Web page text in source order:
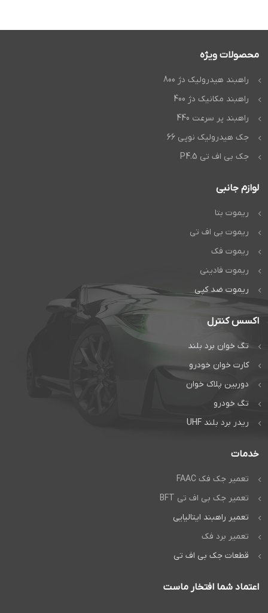
محصولات ویژه
راهبند هیدرولیک دژ 800
راهبند مکانیک دژ 400
راهبند پر سرعت 440
جک هیدرولیک نوپی 66
جک بی اف تی P4.5
لوازم جانبی
ریموت بتا
ریموت بی اف تی
ریموت فک
ریموت فادینی
ریموت ضد کپی
اکسس کنترل
تگ خوان برد بلند
کارت خوان خودرو
دوربین پلاک خوان
تگ خودرو
ریدر برد بلند UHF
خدمات
تعمیر جک فک FAAC
تعمیر جک بی اف تی BFT
تعمیر راهبند ایتالیایی
تعمیر برد فک
قطعات جک بی اف تی
اعتماد شما افتخار ماست